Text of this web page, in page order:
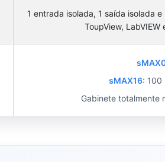
1 entrada isolada, 1 saída isolada
ToupView,
sMAX16: 100
Gabinete totalmente